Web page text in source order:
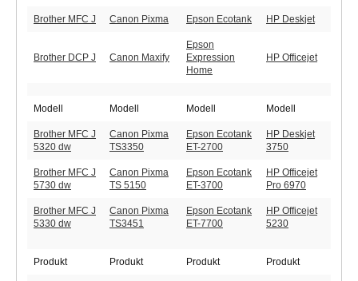
Brother MFC J Canon Pixma Epson Ecotank HP Deskjet
Brother DCP J Canon Maxify
Epson
Expression
Home
HP Officejet
Modell Modell Modell Modell
Brother MFC J
5320 dw
Canon Pixma
TS3350
Epson Ecotank
ET-2700
HP Deskjet
3750
Brother MFC J
5730 dw
Canon Pixma
TS 5150
Epson Ecotank
ET-3700
HP Officejet
Pro 6970
Brother MFC J
5330 dw
Canon Pixma
TS3451
Epson Ecotank
ET-7700
HP Officejet
5230
Produkt Produkt Produkt Produkt